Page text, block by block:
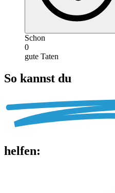
Schon
0
gute Taten
So kannst du
helfen: